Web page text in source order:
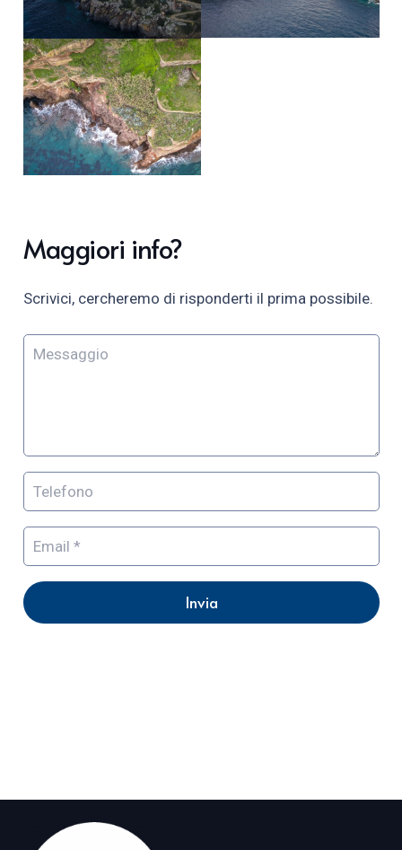
Maggiori info?
Scrivici, cercheremo di risponderti il prima possibile.
Invia